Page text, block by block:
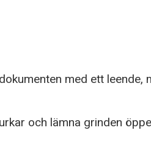
med ett leende,
och lämna grinden